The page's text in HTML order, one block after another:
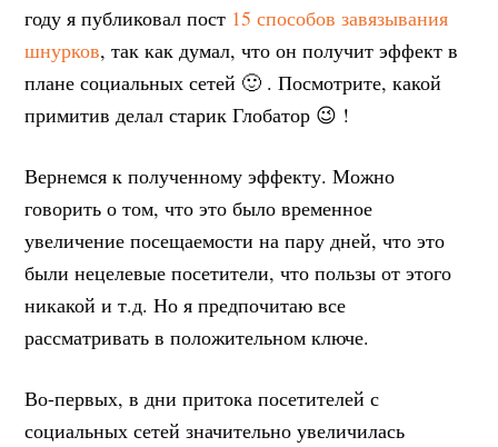
году я публиковал пост 15 способов завязывания
шнурков, так как думал, что он получит эффект в
плане социальных сетей 🙂 . Посмотрите, какой
примитив делал старик Глобатор 😉 !
Вернемся к полученному эффекту. Можно
говорить о том, что это было временное
увеличение посещаемости на пару дней, что это
были нецелевые посетители, что пользы от этого
никакой и т.д. Но я предпочитаю все
рассматривать в положительном ключе.
Во-первых, в дни притока посетителей с
социальных сетей значительно увеличилась